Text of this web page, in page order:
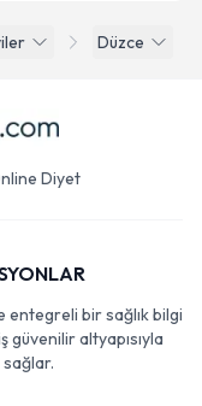
Düzce
Diyet
entegreli bir sağlık bilgi
altyapısıyla